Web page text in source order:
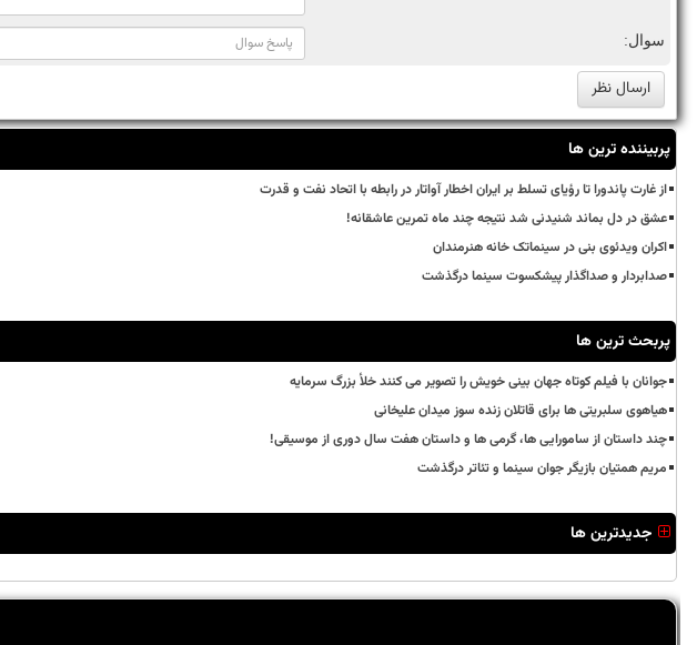
سوال:
پربیننده ترین ها
از غارت پاندورا تا رؤیای تسلط بر ایران اخطار آواتار در رابطه با اتحاد نفت و قدرت
عشق در دل بماند شنیدنی شد نتیجه چند ماه تمرین عاشقانه!
اکران ویدئوی بنی در سینماتک خانه هنرمندان
صدابردار و صداگذار پیشکسوت سینما درگذشت
پربحث ترین ها
جوانان با فیلم کوتاه جهان بینی خویش را تصویر می کنند خلأ بزرگ سرمایه
هیاهوی سلبریتی ها برای قاتلان زنده سوز میدان علیخانی
چند داستان از سامورایی ها، گرمی ها و داستان هفت سال دوری از موسیقی!
مریم همتیان بازیگر جوان سینما و تئاتر درگذشت
جدیدترین ها